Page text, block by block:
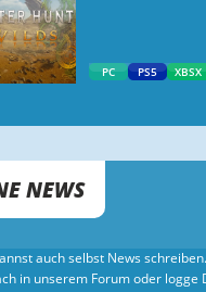
PC PS5 XBSX
NEWS
auch selbst News
in unserem Forum oder logge